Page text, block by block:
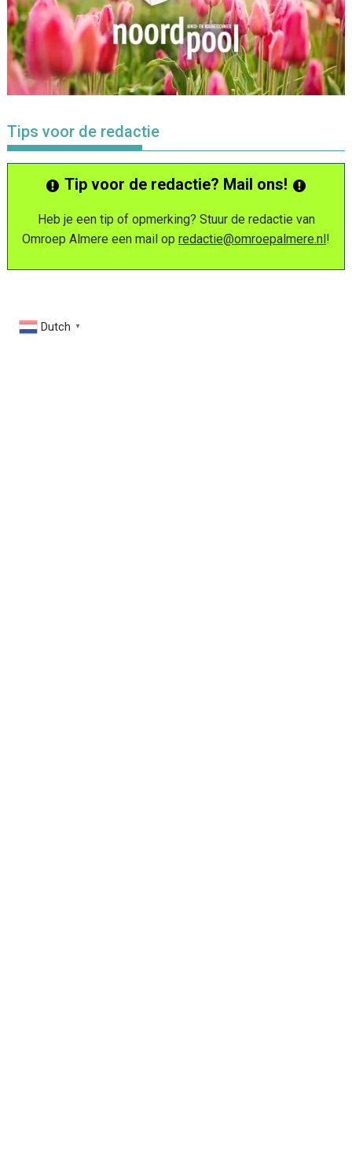
Tips voor de redactie
Tip voor de redactie? Mail ons!
Heb je een tip of opmerking? Stuur de redactie van
Omroep Almere een mail op redactie@omroepalmere.nl!
Dutch ▼